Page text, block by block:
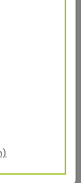
i
e da